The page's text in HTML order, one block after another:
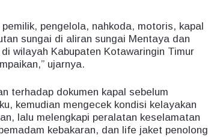
pengelola, nahkoda, motoris, kapal
sungai di aliran sungai Mentaya dan
wilayah Kabupaten Kotawaringin Timur
ujarnya.
terhadap dokumen kapal sebelum
kemudian mengecek kondisi kelayakan
lalu melengkapi peralatan keselamatan
kebakaran, dan life jaket penolong